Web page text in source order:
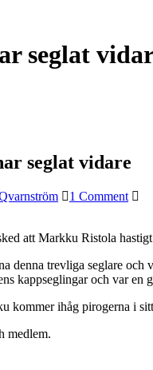
seglat
seglat vidare
1 Comment
att Markku Ristola
denna trevliga seglare och
kappseglingar och var en
kommer ihåg pirogerna i
medlem.